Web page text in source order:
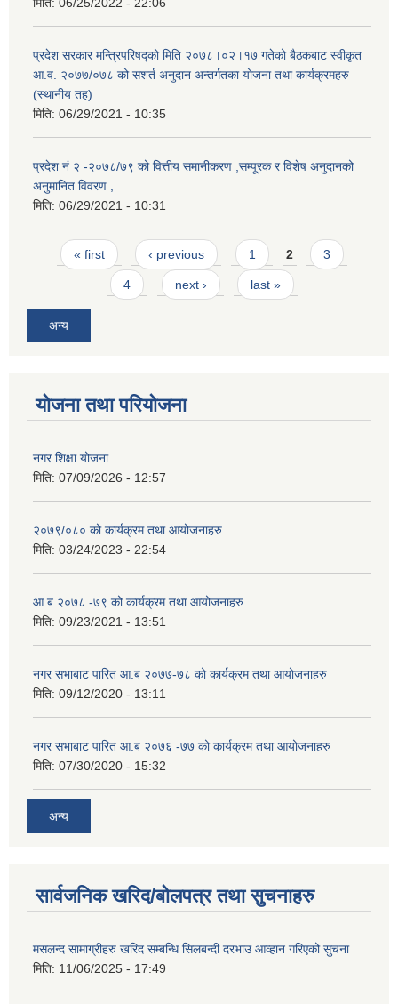
मिति: 06/25/2022 - 22:06
प्रदेश सरकार मन्त्रिपरिषद्को मिति २०७८।०२।१७ गतेको बैठकबाट स्वीकृत
आ.व. २०७७/०७८ को सशर्त अनुदान अन्तर्गतका योजना तथा कार्यक्रमहरु
(स्थानीय तह)
मिति: 06/29/2021 - 10:35
प्रदेश नं २ -२०७८/७९ को वित्तीय समानीकरण ,सम्पूरक र विशेष अनुदानको
अनुमानित विवरण ,
मिति: 06/29/2021 - 10:31
Pages
« first ‹ previous 1 2 3
4 next › last »
अन्य
योजना तथा परियोजना
नगर शिक्षा योजना
मिति: 07/09/2026 - 12:57
२०७९/०८० को कार्यक्रम तथा आयोजनाहरु
मिति: 03/24/2023 - 22:54
आ.ब २०७८ -७९ को कार्यक्रम तथा आयोजनाहरु
मिति: 09/23/2021 - 13:51
नगर सभाबाट पारित आ.ब २०७७-७८ को कार्यक्रम तथा आयोजनाहरु
मिति: 09/12/2020 - 13:11
नगर सभाबाट पारित आ.ब २०७६ -७७ को कार्यक्रम तथा आयोजनाहरु
मिति: 07/30/2020 - 15:32
अन्य
सार्वजनिक खरिद/बोलपत्र तथा सुचनाहरु
मसलन्द सामाग्रीहरु खरिद सम्बन्धि सिलबन्दी दरभाउ आव्हान गरिएको सुचना
मिति: 11/06/2025 - 17:49